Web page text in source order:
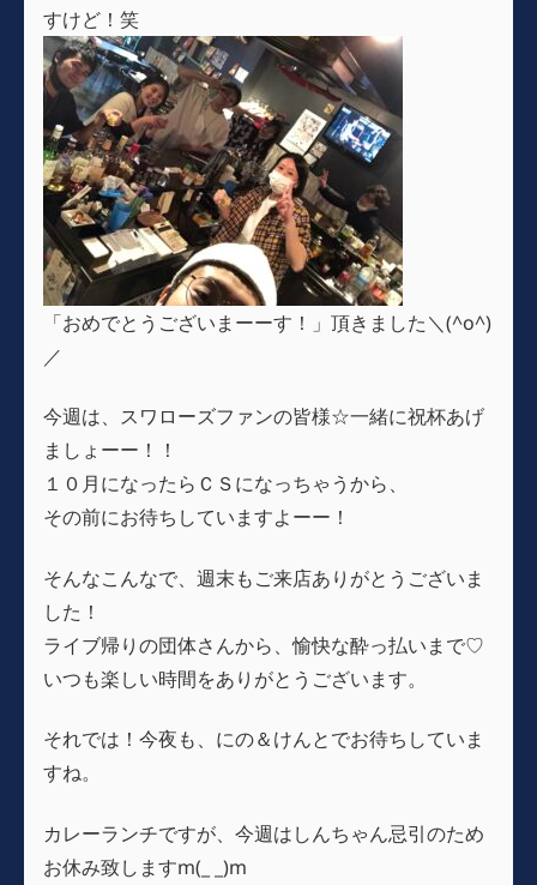
すけど！笑
「おめでとうございまーーす！」頂きました＼(^o^)
／
今週は、スワローズファンの皆様☆一緒に祝杯あげ
ましょーー！！
１０月になったらＣＳになっちゃうから、
その前にお待ちしていますよーー！
そんなこんなで、週末もご来店ありがとうございま
した！
ライブ帰りの団体さんから、愉快な酔っ払いまで♡
いつも楽しい時間をありがとうございます。
それでは！今夜も、にの＆けんとでお待ちしていま
すね。
カレーランチですが、今週はしんちゃん忌引のため
お休み致しますm(_ _)m